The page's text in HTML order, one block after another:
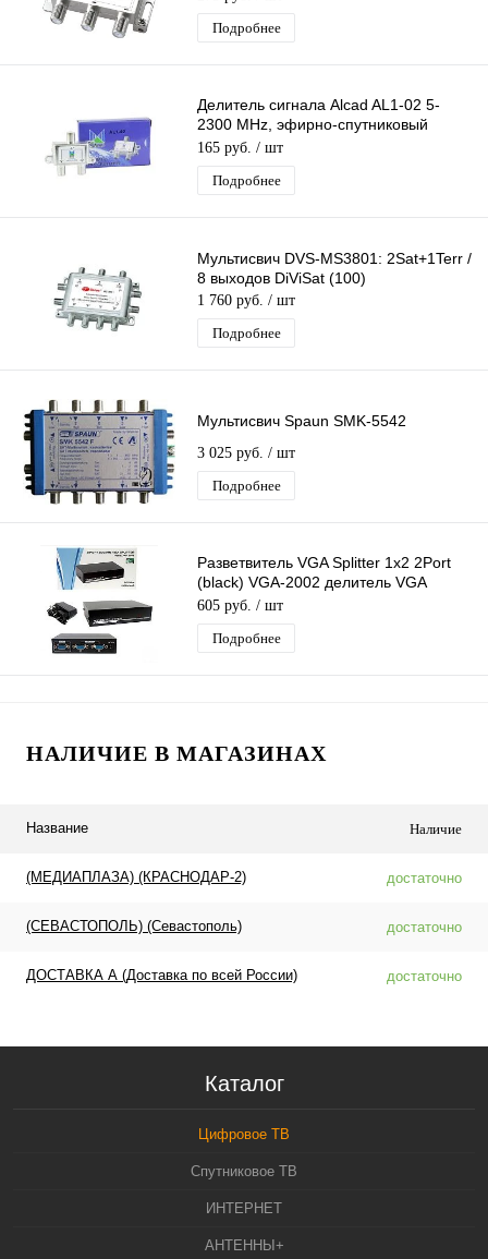
Подробнее
Делитель сигнала Alcad AL1-02 5-
2300 MHz, эфирно-спутниковый
делитель сигнала тв на 2 F-выхода
165 руб. / шт
Подробнее
Мультисвич DVS-MS3801: 2Sat+1Terr /
8 выходов DiViSat (100)
1 760 руб. / шт
Подробнее
Мультисвич Spaun SMK-5542
3 025 руб. / шт
Подробнее
Разветвитель VGA Splitter 1x2 2Port
(black) VGA-2002 делитель VGA
сигнала на 2, 1 вх - 2 вых
605 руб. / шт
Подробнее
НАЛИЧИЕ В МАГАЗИНАХ
Название Наличие
(МЕДИАПЛАЗА) (КРАСНОДАР-2) достаточно
(СЕВАСТОПОЛЬ) (Севастополь) достаточно
ДОСТАВКА А (Доставка по всей России) достаточно
Каталог
Цифровое ТВ
Спутниковое ТВ
ИНТЕРНЕТ
АНТЕННЫ+